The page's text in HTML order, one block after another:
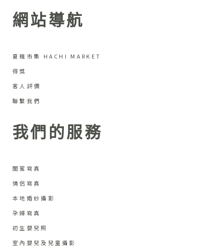
網站導航
夏稚市集 HACHI MARKET
得獎
客人評價
聯繫我們
我們的服務
閨蜜寫真
情侶寫真
本地婚紗攝影
孕婦寫真
初生嬰兒照
室內嬰兒及兒童攝影